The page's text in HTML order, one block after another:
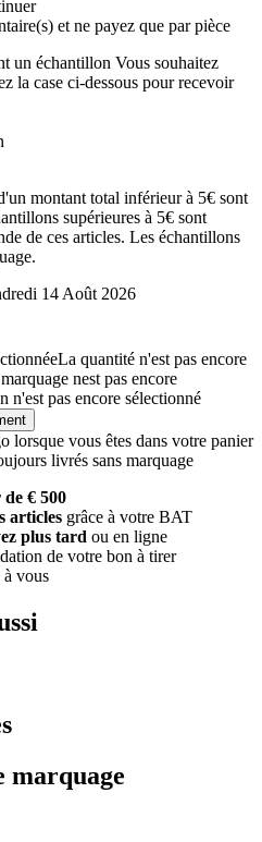
et ne payez que par pièce
un échantillon Vous souhaitez
la case ci-dessous pour recevoir
montant total inférieur à 5€ sont
supérieures à 5€ sont
de ces articles. Les échantillons
14 Août 2026
La quantité n'est pas encore
nest pas encore
n'est pas encore sélectionné
lorsque vous êtes dans votre panier
livrés sans marquage
€ 500
articles grâce à votre BAT
plus tard ou en ligne
de votre bon à tirer
à vous
marquage